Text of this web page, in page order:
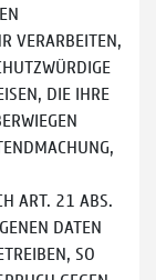
VERARBEITEN,
DIE IHRE
ART. 21 ABS.
DATEN
SO